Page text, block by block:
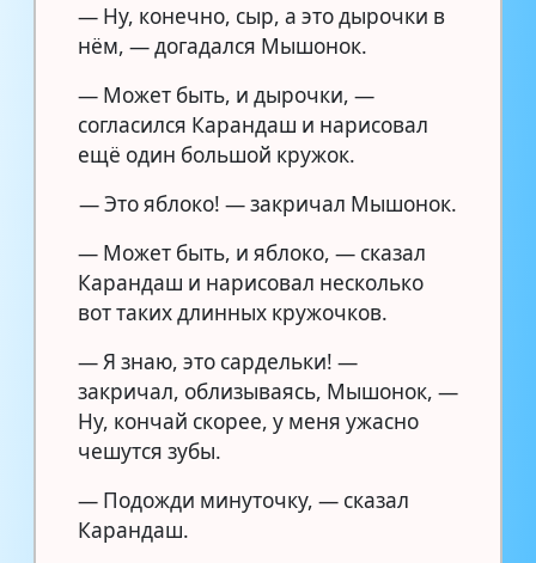
— Ну, конечно, сыр, а это дырочки в
нём, — догадался Мышонок.
— Может быть, и дырочки, —
согласился Карандаш и нарисовал
ещё один большой кружок.
— Это яблоко! — закричал Мышонок.
— Может быть, и яблоко, — сказал
Карандаш и нарисовал несколько
вот таких длинных кружочков.
— Я знаю, это сардельки! —
закричал, облизываясь, Мышонок, —
Ну, кончай скорее, у меня ужасно
чешутся зубы.
— Подожди минуточку, — сказал
Карандаш.